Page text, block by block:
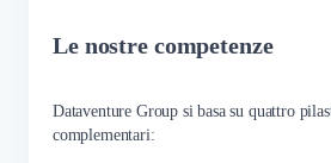
Le nostre competenze
Dataventure Group si basa su quattro
complementari: